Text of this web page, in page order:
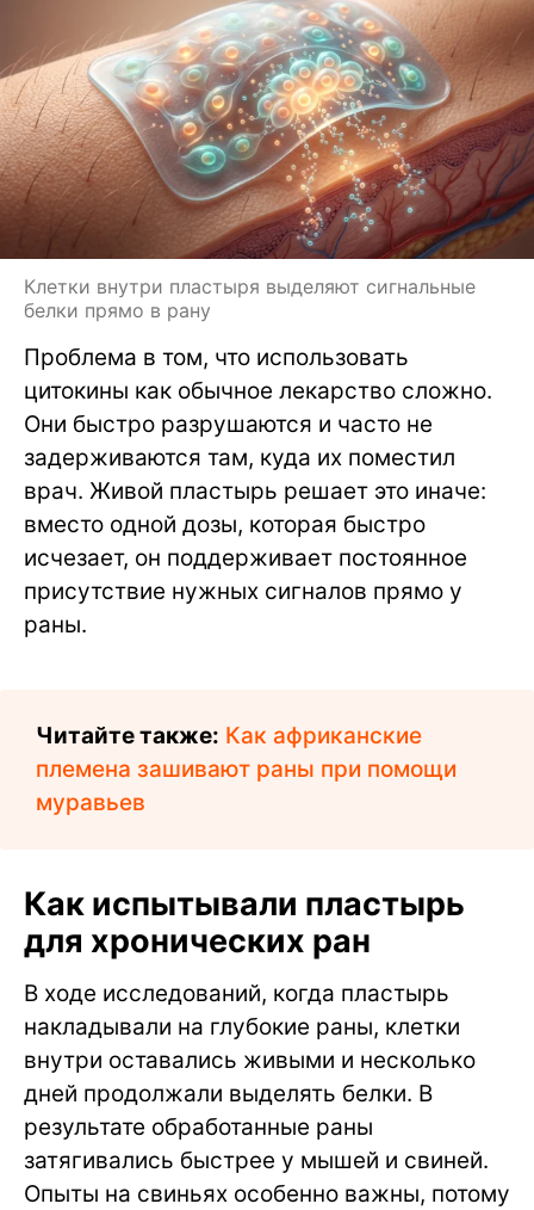
Клетки внутри пластыря выделяют сигнальные
белки прямо в рану
Проблема в том, что использовать
цитокины как обычное лекарство сложно.
Они быстро разрушаются и часто не
задерживаются там, куда их поместил
врач. Живой пластырь решает это иначе:
вместо одной дозы, которая быстро
исчезает, он поддерживает постоянное
присутствие нужных сигналов прямо у
раны.
Читайте также: Как африканские
племена зашивают раны при помощи
муравьев
Как испытывали пластырь
для хронических ран
В ходе исследований, когда пластырь
накладывали на глубокие раны, клетки
внутри оставались живыми и несколько
дней продолжали выделять белки. В
результате обработанные раны
затягивались быстрее у мышей и свиней.
Опыты на свиньях особенно важны, потому